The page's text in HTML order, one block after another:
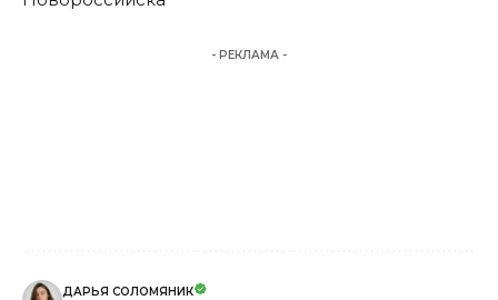
- РЕКЛАМА -
ДАРЬЯ СОЛОМЯНИК